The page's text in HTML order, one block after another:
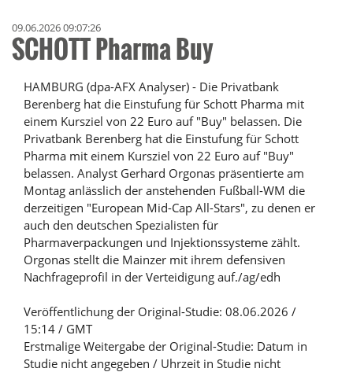
09.06.2026 09:07:26
SCHOTT Pharma Buy
HAMBURG (dpa-AFX Analyser) - Die Privatbank
Berenberg hat die Einstufung für Schott Pharma mit
einem Kursziel von 22 Euro auf "Buy" belassen. Die
Privatbank Berenberg hat die Einstufung für Schott
Pharma mit einem Kursziel von 22 Euro auf "Buy"
belassen. Analyst Gerhard Orgonas präsentierte am
Montag anlässlich der anstehenden Fußball-WM die
derzeitigen "European Mid-Cap All-Stars", zu denen er
auch den deutschen Spezialisten für
Pharmaverpackungen und Injektionssysteme zählt.
Orgonas stellt die Mainzer mit ihrem defensiven
Nachfrageprofil in der Verteidigung auf./ag/edh
Veröffentlichung der Original-Studie: 08.06.2026 /
15:14 / GMT
Erstmalige Weitergabe der Original-Studie: Datum in
Studie nicht angegeben / Uhrzeit in Studie nicht